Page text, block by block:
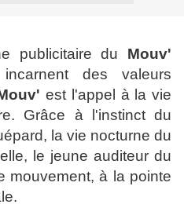
publicitaire du Mouv'
des valeurs
est l'appel à la vie
Grâce à l'instinct du
la vie nocturne du
le jeune auditeur du
mouvement, à la pointe